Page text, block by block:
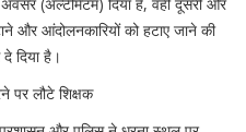
और आंदोलनकारियों को हटाए जाने की
दिया है।
पर लौटे शिक्षक